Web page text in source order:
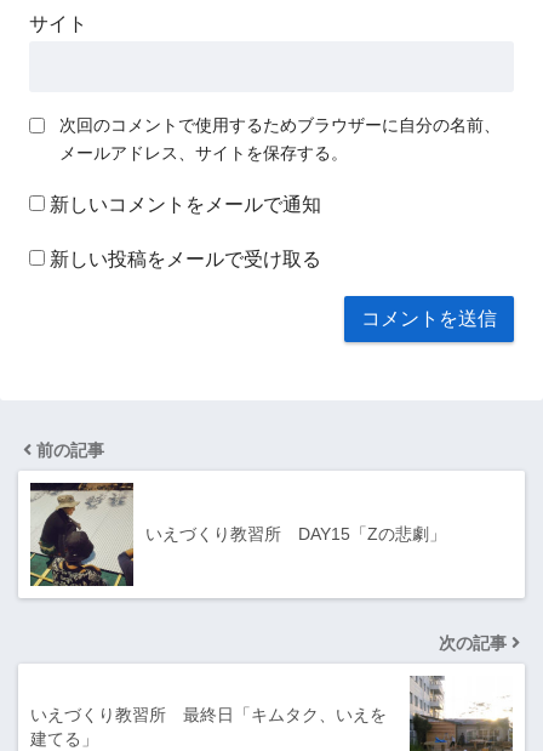
サイト
次回のコメントで使用するためブラウザーに自分の名前、
メールアドレス、サイトを保存する。
新しいコメントをメールで通知
新しい投稿をメールで受け取る
前の記事
いえづくり教習所 DAY15「Zの悲劇」
次の記事
いえづくり教習所 最終日「キムタク、いえを
建てる」